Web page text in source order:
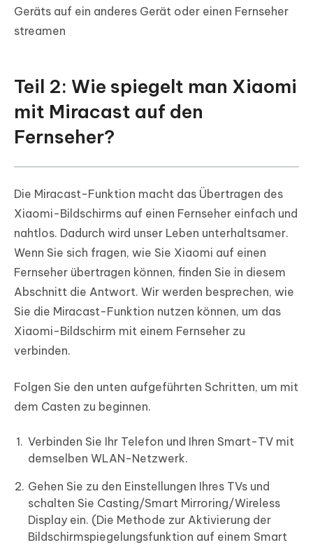
Geräts auf ein anderes Gerät oder einen Fernseher
streamen
Teil 2: Wie spiegelt man Xiaomi
mit Miracast auf den
Fernseher?
Die Miracast-Funktion macht das Übertragen des
Xiaomi-Bildschirms auf einen Fernseher einfach und
nahtlos. Dadurch wird unser Leben unterhaltsamer.
Wenn Sie sich fragen, wie Sie Xiaomi auf einen
Fernseher übertragen können, finden Sie in diesem
Abschnitt die Antwort. Wir werden besprechen, wie
Sie die Miracast-Funktion nutzen können, um das
Xiaomi-Bildschirm mit einem Fernseher zu
verbinden.
Folgen Sie den unten aufgeführten Schritten, um mit
dem Casten zu beginnen.
Verbinden Sie Ihr Telefon und Ihren Smart-TV mit
demselben WLAN-Netzwerk.
Gehen Sie zu den Einstellungen Ihres TVs und
schalten Sie Casting/Smart Mirroring/Wireless
Display ein. (Die Methode zur Aktivierung der
Bildschirmspiegelungsfunktion auf einem Smart